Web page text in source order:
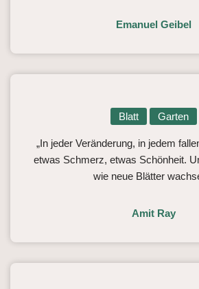
Emanuel Geibel
Blatt Garten
„In jeder Veränderung, in jedem
etwas Schmerz, etwas Schönheit.
wie neue Blätter
Amit Ray